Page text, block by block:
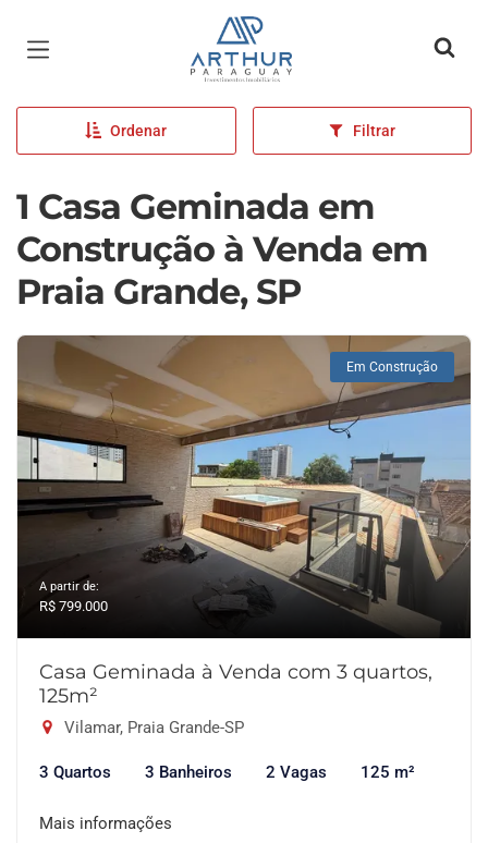
Página inicial
Ordenar Filtrar
1 Casa Geminada em
Construção à Venda em
Praia Grande, SP
Em Construção
A partir de:
R$ 799.000
Casa Geminada à Venda com 3 quartos,
125m²
Vilamar, Praia Grande-SP
3 Quartos 3 Banheiros 2 Vagas 125 m²
Mais informações